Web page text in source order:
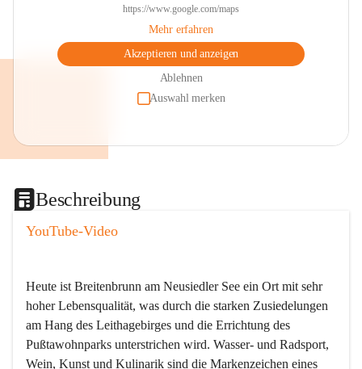
https://www.google.com/maps
Mehr erfahren
Akzeptieren und anzeigen
Ablehnen
Auswahl merken
Beschreibung
YouTube-Video
Heute ist Breitenbrunn am Neusiedler See ein Ort mit sehr
hoher Lebensqualität, was durch die starken Zusiedelungen
am Hang des Leithagebirges und die Errichtung des
Pußtawohnparks unterstrichen wird. Wasser- und Radsport,
Wein, Kunst und Kulinarik sind die Markenzeichen eines